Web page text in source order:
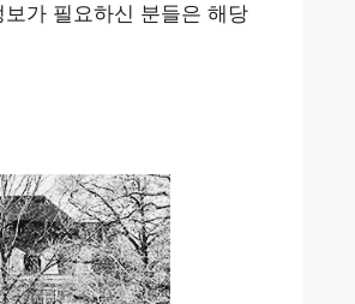
가 필요하신 분들은 해당